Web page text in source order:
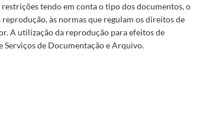
tendo em conta o tipo dos documentos, o
às normas que regulam os direitos de
A utilização da reprodução para efeitos de
Serviços de Documentação e Arquivo.